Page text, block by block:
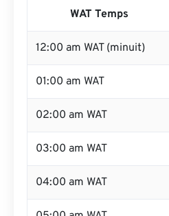
WAT Temps
12:00 am WAT (minuit)
01:00 am WAT
02:00 am WAT
03:00 am WAT
04:00 am WAT